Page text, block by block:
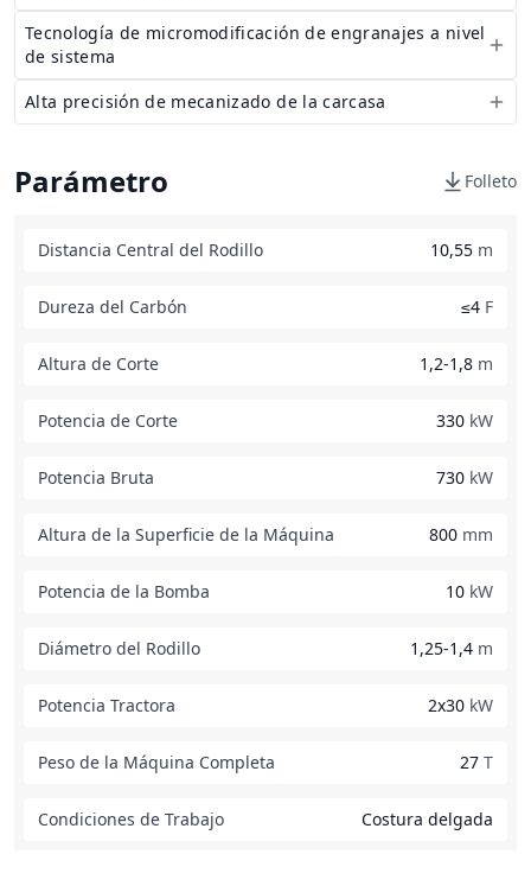
Tecnología de micromodificación de engranajes a nivel
de sistema
Alta precisión de mecanizado de la carcasa
Parámetro Folleto
Distancia Central del Rodillo 10,55 m
Dureza del Carbón ≤4 F
Altura de Corte 1,2-1,8 m
Potencia de Corte 330 kW
Potencia Bruta 730 kW
Altura de la Superficie de la Máquina 800 mm
Potencia de la Bomba 10 kW
Diámetro del Rodillo 1,25-1,4 m
Potencia Tractora 2x30 kW
Peso de la Máquina Completa 27 T
Condiciones de Trabajo Costura delgada